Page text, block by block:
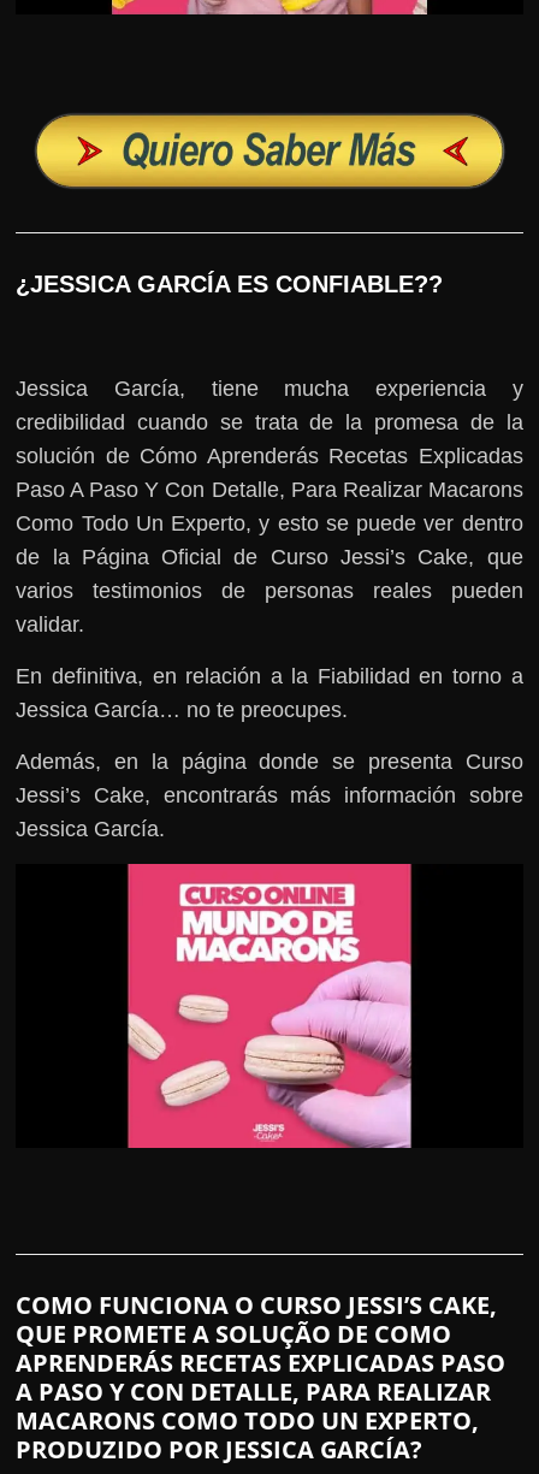
¿JESSICA GARCÍA ES CONFIABLE??
Jessica García, tiene mucha experiencia y
credibilidad cuando se trata de la promesa de la
solución de Cómo Aprenderás Recetas Explicadas
Paso A Paso Y Con Detalle, Para Realizar Macarons
Como Todo Un Experto, y esto se puede ver dentro
de la Página Oficial de Curso Jessi’s Cake, que
varios testimonios de personas reales pueden
validar.
En definitiva, en relación a la Fiabilidad en torno a
Jessica García… no te preocupes.
Además, en la página donde se presenta Curso
Jessi’s Cake, encontrarás más información sobre
Jessica García.
COMO FUNCIONA O CURSO JESSI’S CAKE,
QUE PROMETE A SOLUÇÃO DE COMO
APRENDERÁS RECETAS EXPLICADAS PASO
A PASO Y CON DETALLE, PARA REALIZAR
MACARONS COMO TODO UN EXPERTO,
PRODUZIDO POR JESSICA GARCÍA?